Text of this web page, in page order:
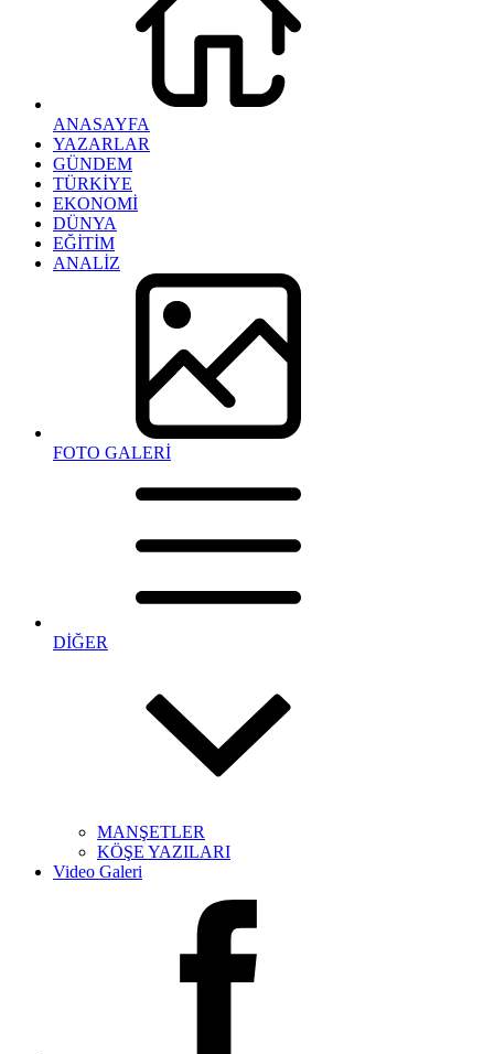
ANASAYFA
YAZARLAR
GÜNDEM
TÜRKİYE
EKONOMİ
DÜNYA
EĞİTİM
ANALİZ
FOTO GALERİ
DİĞER
MANŞETLER
KÖŞE YAZILARI
Video Galeri